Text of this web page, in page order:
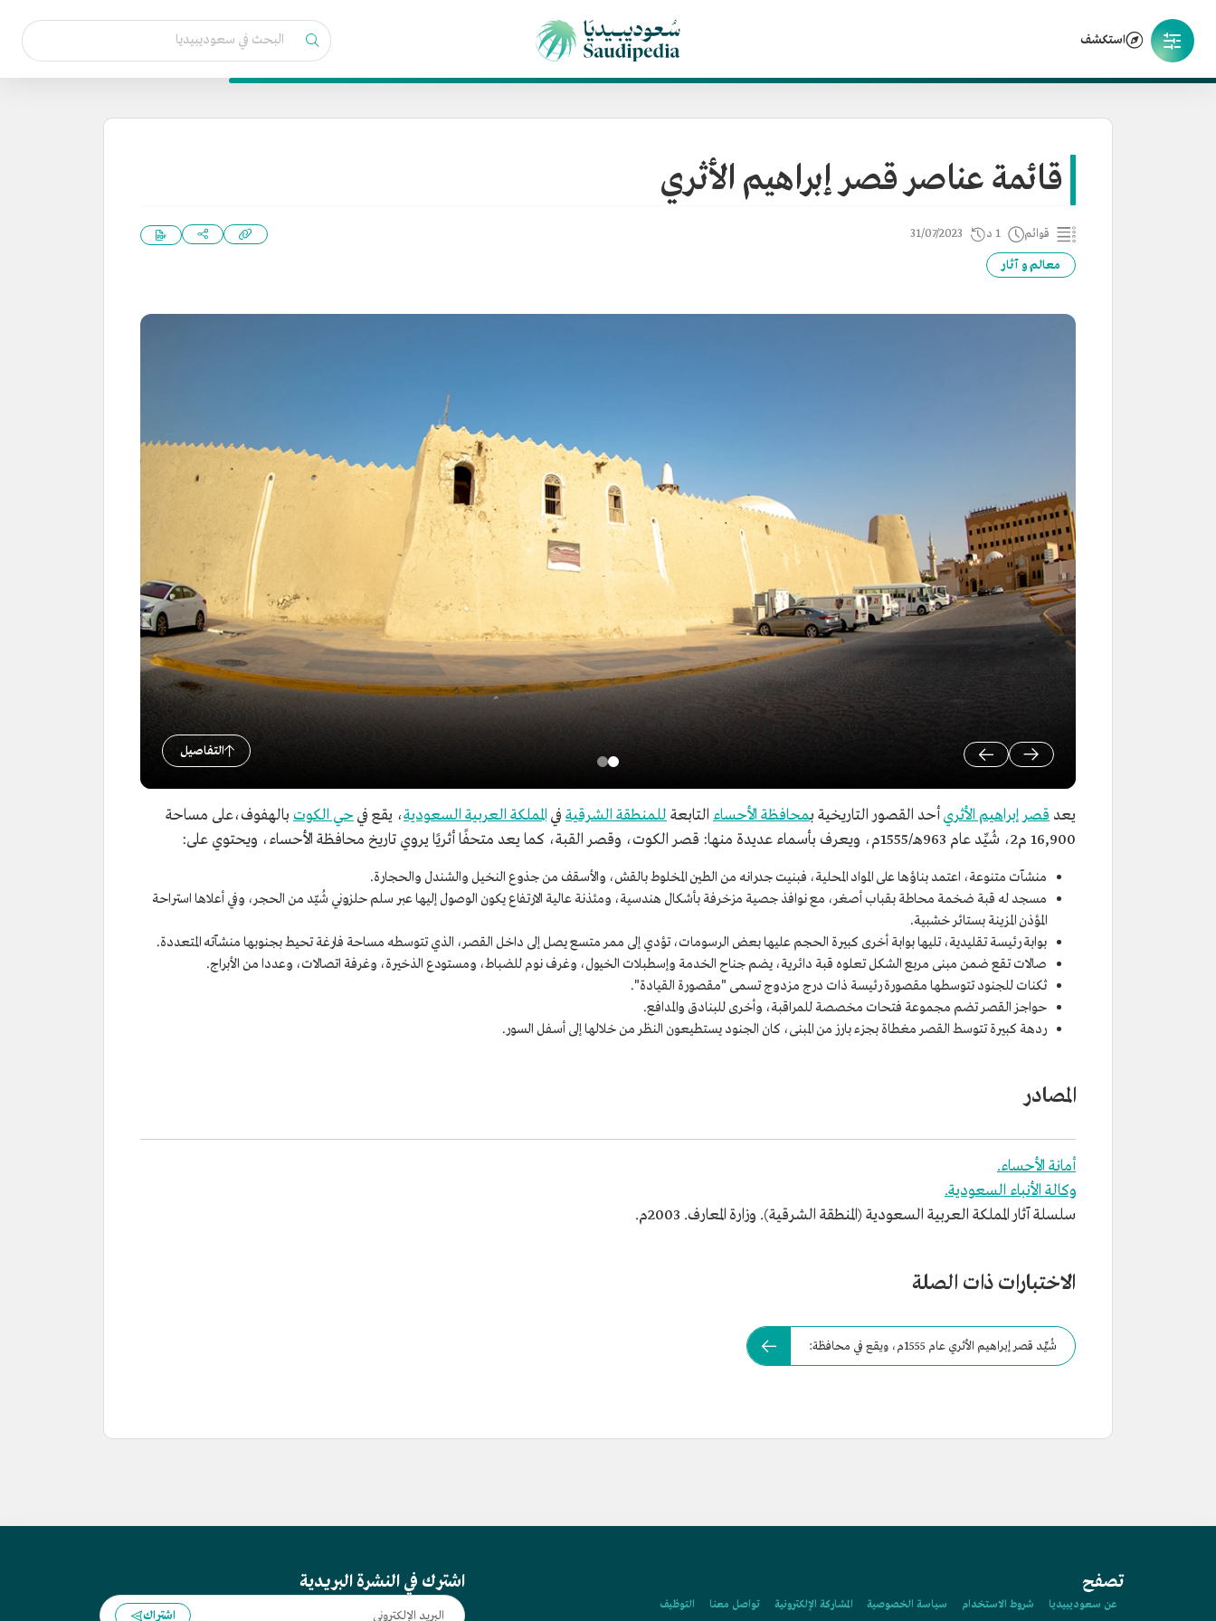
استكشف
قائمة عناصر قصر إبراهيم الأثري
قوائم 1 د 31/07/2023
معالم و آثار
التفاصيل
يعد قصر إبراهيم الأثري أحد القصور التاريخية بمحافظة الأحساء التابعة للمنطقة الشرقية في المملكة العربية السعودية، يقع في حي الكوت بالهفوف،على مساحة
16,900 م2، شُيِّد عام 963هـ/1555م، ويعرف بأسماء عديدة منها: قصر الكوت، وقصر القبة، كما يعد متحفًا أثريًا يروي تاريخ محافظة الأحساء، ويحتوي على:
منشآت متنوعة، اعتمد بناؤها على المواد المحلية، فبنيت جدرانه من الطين المخلوط بالقش، والأسقف من جذوع النخيل والشندل والحجارة.
مسجد له قبة ضخمة محاطة بقباب أصغر، مع نوافذ جصية مزخرفة بأشكال هندسية، ومئذنة عالية الارتفاع يكون الوصول إليها عبر سلم حلزوني شُيّد من الحجر، وفي أعلاها استراحة
المؤذن المزينة بستائر خشبية.
بوابة رئيسة تقليدية، تليها بوابة أخرى كبيرة الحجم عليها بعض الرسومات، تؤدي إلى ممر متسع يصل إلى داخل القصر، الذي تتوسطه مساحة فارغة تحيط بجنوبها منشآته المتعددة.
صالات تقع ضمن مبنى مربع الشكل تعلوه قبة دائرية، يضم جناح الخدمة وإسطبلات الخيول، وغرف نوم للضباط، ومستودع الذخيرة، وغرفة اتصالات، وعددا من الأبراج.
ثكنات للجنود تتوسطها مقصورة رئيسة ذات درج مزدوج تسمى "مقصورة القيادة".
حواجز القصر تضم مجموعة فتحات مخصصة للمراقبة، وأخرى للبنادق والمدافع.
ردهة كبيرة تتوسط القصر مغطاة بجزء بارز من المبنى، كان الجنود يستطيعون النظر من خلالها إلى أسفل السور.
المصادر
أمانة الأحساء.
وكالة الأنباء السعودية.
سلسلة آثار المملكة العربية السعودية (المنطقة الشرقية). وزارة المعارف. 2003م.
الاختبارات ذات الصلة
شُيِّد قصر إبراهيم الأثري عام 1555م، ويقع في محافظة:
تصفح
عن سعوديبيديا شروط الاستخدام سياسة الخصوصية المشاركة الإلكترونية تواصل معنا التوظيف
اشترك في النشرة البريدية
اشتراك